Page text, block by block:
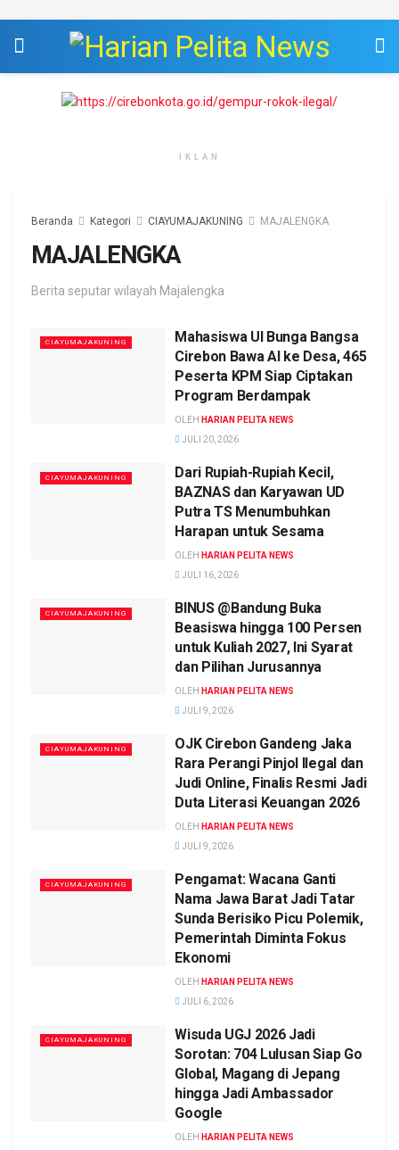
IKLAN
Beranda Kategori CIAYUMAJAKUNING MAJALENGKA
MAJALENGKA
Berita seputar wilayah Majalengka
CIAYUMAJAKUNING
Mahasiswa UI Bunga Bangsa
Cirebon Bawa AI ke Desa, 465
Peserta KPM Siap Ciptakan
Program Berdampak
OLEH HARIAN PELITA NEWS
JULI 20, 2026
CIAYUMAJAKUNING
Dari Rupiah-Rupiah Kecil,
BAZNAS dan Karyawan UD
Putra TS Menumbuhkan
Harapan untuk Sesama‎
OLEH HARIAN PELITA NEWS
JULI 16, 2026
CIAYUMAJAKUNING
BINUS @Bandung Buka
Beasiswa hingga 100 Persen
untuk Kuliah 2027, Ini Syarat
dan Pilihan Jurusannya
OLEH HARIAN PELITA NEWS
JULI 9, 2026
CIAYUMAJAKUNING
OJK Cirebon Gandeng Jaka
Rara Perangi Pinjol Ilegal dan
Judi Online, Finalis Resmi Jadi
Duta Literasi Keuangan 2026
OLEH HARIAN PELITA NEWS
JULI 9, 2026
CIAYUMAJAKUNING
Pengamat: Wacana Ganti
Nama Jawa Barat Jadi Tatar
Sunda Berisiko Picu Polemik,
Pemerintah Diminta Fokus
Ekonomi
OLEH HARIAN PELITA NEWS
JULI 6, 2026
CIAYUMAJAKUNING
Wisuda UGJ 2026 Jadi
Sorotan: 704 Lulusan Siap Go
Global, Magang di Jepang
hingga Jadi Ambassador
Google
OLEH HARIAN PELITA NEWS